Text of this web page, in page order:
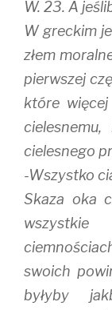
W. 23. A
W greckim
złem
pierwszej
które
cielesnego
-Wszystko
Skaza oka
swoich
byłyby